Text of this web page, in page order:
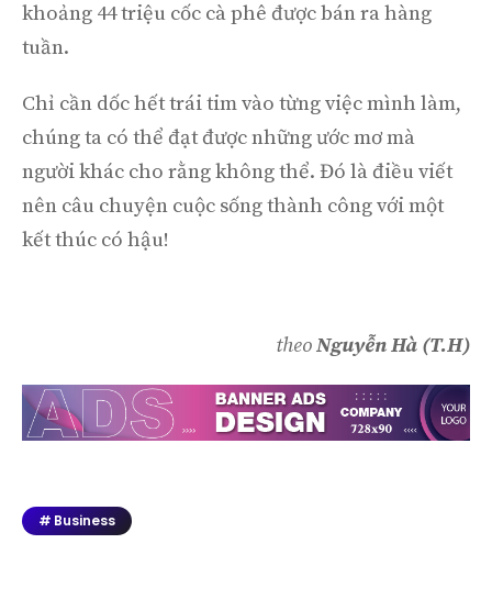
khoảng 44 triệu cốc cà phê được bán ra hàng
tuần.
Chỉ cần dốc hết trái tim vào từng việc mình làm,
chúng ta có thể đạt được những ước mơ mà
người khác cho rằng không thể. Đó là điều viết
nên câu chuyện cuộc sống thành công với một
kết thúc có hậu!
theoNguyễn Hà (T.H)
Business